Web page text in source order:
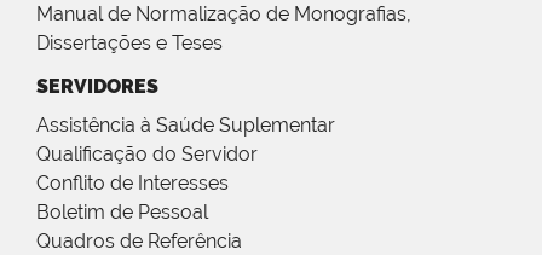
Manual de Normalização de Monografias,
Dissertações e Teses
SERVIDORES
Assistência à Saúde Suplementar
Qualificação do Servidor
Conflito de Interesses
Boletim de Pessoal
Quadros de Referência